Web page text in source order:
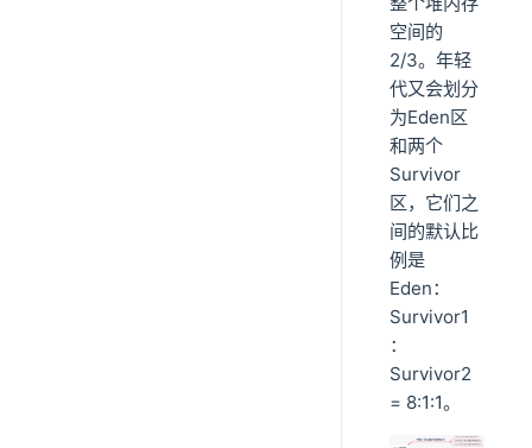
空间的
2/3。年轻
代又会划分
为Eden区
和两个
Survivor
区，它们之
间的默认比
例是
Eden：
Survivor1
：
Survivor2
= 8:1:1。